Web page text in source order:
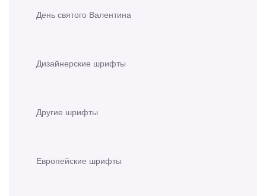
День святого Валентина
Дизайнерские шрифты
Другие шрифты
Европейские шрифты